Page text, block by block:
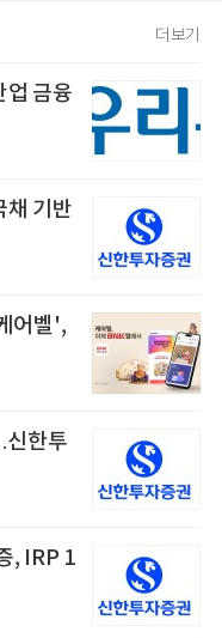
더보기
업 금융
채 기반
어벨',
신한투
, IRP 1